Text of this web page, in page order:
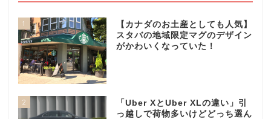
1
【カナダのお土産としても人気】
スタバの地域限定マグのデザイン
がかわいくなっていた！
2
「Uber XとUber XLの違い」引
っ越しで荷物多いけどどっち選ん